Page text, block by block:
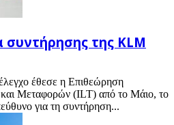
συντήρησης της KLM
έθεσε η Επιθεώρηση
Μεταφορών (ILT) από το Μάιο, το
για τη συντήρηση...